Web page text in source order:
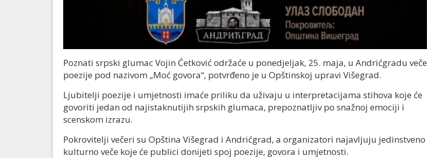
Poznati srpski glumac Vojin Ćetković održaće u poned‌jeljak, 25. maja, u Andrićgradu veče
poezije pod nazivom „Moć govora“, potvrđeno je u Opštinskoj upravi Višegrad.
Ljubitelji poezije i umjetnosti imaće priliku da uživaju u interpretacijama stihova koje će
govoriti jedan od najistaknutijih srpskih glumaca, prepoznatljiv po snažnoj emociji i
scenskom izrazu.
Pokrovitelji večeri su Opština Višegrad i Andrićgrad, a organizatori najavljuju jedinstveno
kulturno veče koje će publici donijeti spoj poezije, govora i umjetnosti.